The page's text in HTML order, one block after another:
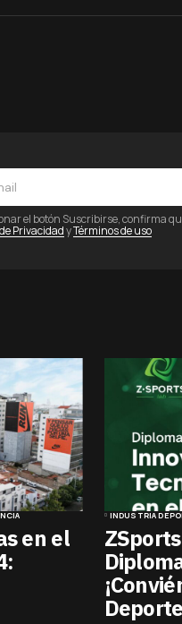
el botón Suscribirse, confirma
PrivacidadyTérminos de uso
en el
INDUSTRIA